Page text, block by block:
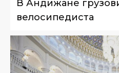
В Андижане
велосипедиста